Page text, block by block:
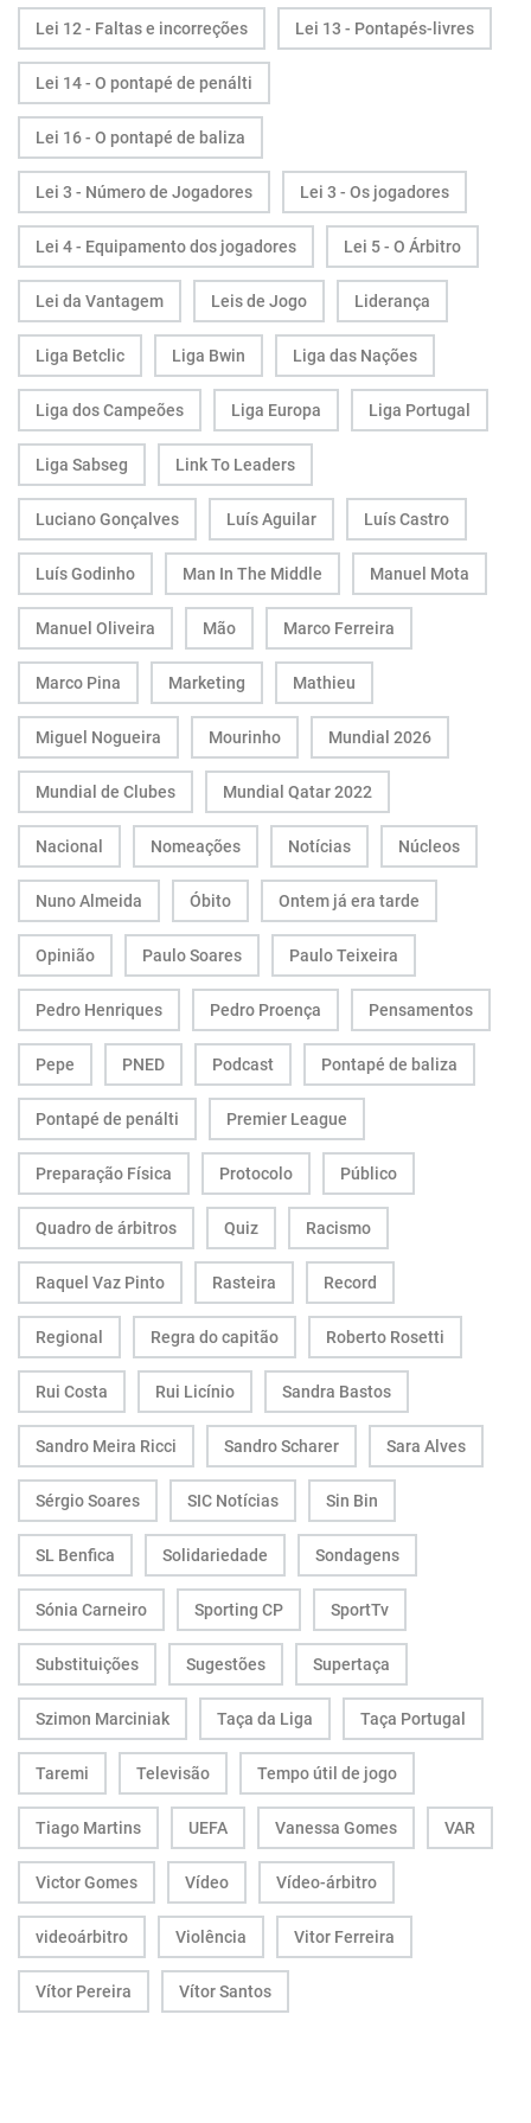
Lei 12 - Faltas e incorreções Lei 13 - Pontapés-livres
Lei 14 - O pontapé de penálti
Lei 16 - O pontapé de baliza
Lei 3 - Número de Jogadores Lei 3 - Os jogadores
Lei 4 - Equipamento dos jogadores Lei 5 - O Árbitro
Lei da Vantagem Leis de Jogo Liderança
Liga Betclic Liga Bwin Liga das Nações
Liga dos Campeões Liga Europa Liga Portugal
Liga Sabseg Link To Leaders
Luciano Gonçalves Luís Aguilar Luís Castro
Luís Godinho Man In The Middle Manuel Mota
Manuel Oliveira Mão Marco Ferreira
Marco Pina Marketing Mathieu
Miguel Nogueira Mourinho Mundial 2026
Mundial de Clubes Mundial Qatar 2022
Nacional Nomeações Notícias Núcleos
Nuno Almeida Óbito Ontem já era tarde
Opinião Paulo Soares Paulo Teixeira
Pedro Henriques Pedro Proença Pensamentos
Pepe PNED Podcast Pontapé de baliza
Pontapé de penálti Premier League
Preparação Física Protocolo Público
Quadro de árbitros Quiz Racismo
Raquel Vaz Pinto Rasteira Record
Regional Regra do capitão Roberto Rosetti
Rui Costa Rui Licínio Sandra Bastos
Sandro Meira Ricci Sandro Scharer Sara Alves
Sérgio Soares SIC Notícias Sin Bin
SL Benfica Solidariedade Sondagens
Sónia Carneiro Sporting CP SportTv
Substituições Sugestões Supertaça
Szimon Marciniak Taça da Liga Taça Portugal
Taremi Televisão Tempo útil de jogo
Tiago Martins UEFA Vanessa Gomes VAR
Victor Gomes Vídeo Vídeo-árbitro
videoárbitro Violência Vitor Ferreira
Vítor Pereira Vítor Santos